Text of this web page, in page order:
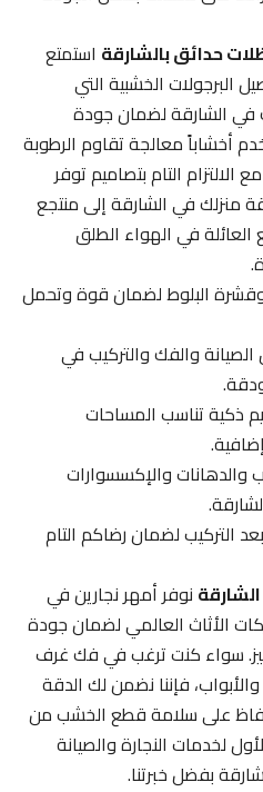
حدائق بالشارقةاستمتع
الخشبية التي
الشارقة لضمان جودة
أخشاباً معالجة تقاوم الرطوبة
التام بتصاميم توفر
في الشارقة إلى منتجع
في الهواء الطلق
البلوط لضمان قوة وتحمل
والفك والتركيب في
تناسب المساحات
والإكسسوارات
لضمان رضاكم التام
نوفر أمهر نجارين في
الأثاث العالمي لضمان جودة
سواء كنت ترغب في فك غرف
فإننا نضمن لك الدقة
على سلامة قطع الخشب من
لخدمات النجارة والصيانة
بفضل خبرتنا.